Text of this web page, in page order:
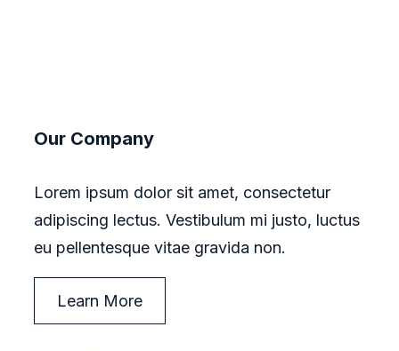
Our Company
Lorem ipsum dolor sit amet, consectetur
adipiscing lectus. Vestibulum mi justo, luctus
eu pellentesque vitae gravida non.
Learn More